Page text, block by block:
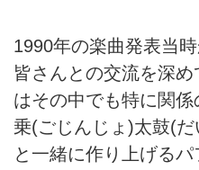
1990年の楽曲発表当
皆さんとの交流を深
はその中でも特に関
乗(ごじんじょ)太鼓(
と一緒に作り上げる